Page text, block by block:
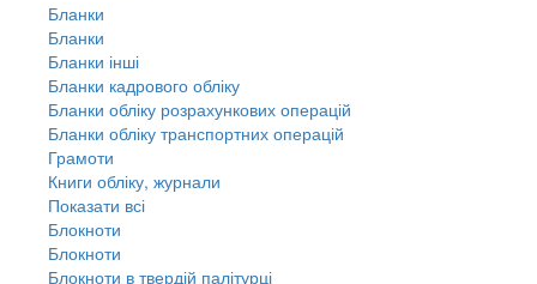
Бланки
Бланки
Бланки інші
Бланки кадрового обліку
Бланки обліку розрахункових операцій
Бланки обліку транспортних операцій
Грамоти
Книги обліку, журнали
Показати всі
Блокноти
Блокноти
Блокноти в твердій палітурці